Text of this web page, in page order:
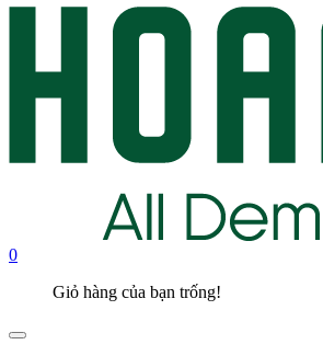
0
Giỏ hàng của bạn trống!